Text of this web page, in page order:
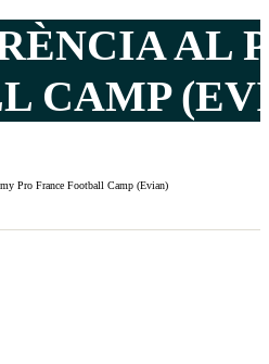
AL
CAMP
Pro France Football Camp (Evian)